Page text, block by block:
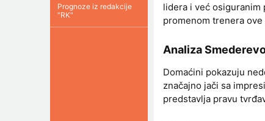
lidera i već
promenom trenera ove
Analiza
Domaćini pokazuju
značajno jači sa
predstavlja pravu
Prognoze iz redakcije
"RK"